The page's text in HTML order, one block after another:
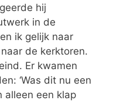
hij
in de
ik gelijk naar
de kerktoren.
Er kwamen
‘Was dit nu een
alleen een klap